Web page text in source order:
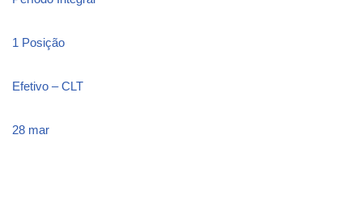
1 Posição
Efetivo – CLT
28 mar